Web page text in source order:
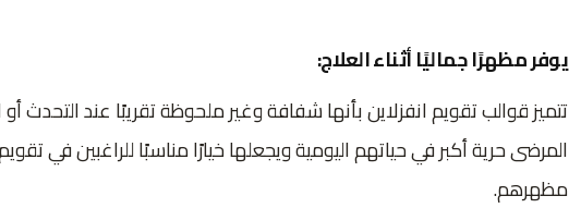
يوفر مظهرًا جماليًا أثناء العلاج:
تتميز قوالب تقويم انفزلاين بأنها شفافة وغير ملحوظة تقريبًا عند التحدث
المرضى حرية أكبر في حياتهم اليومية ويجعلها خيارًا مناسبًا للراغبين في
مظهرهم.